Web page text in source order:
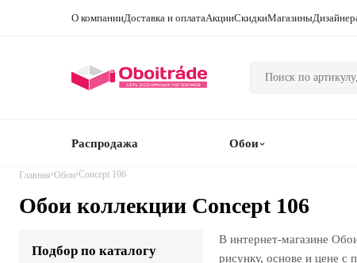
О компанииДоставка и оплатаАкцииСкидкиМагазины
Распродажа Обои
Главная›Обои›Concept 106
Обои коллекции Concept 106
Подбор по каталогу
В интернет-магазине
рисунку, основе и цене